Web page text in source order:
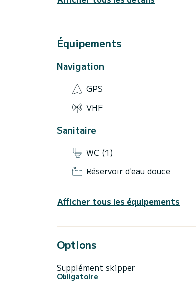
Équipements
Navigation
GPS
VHF
Sanitaire
WC (1)
Réservoir d'eau douce
Afficher tous les équipements
Options
Supplément skipper
Obligatoire